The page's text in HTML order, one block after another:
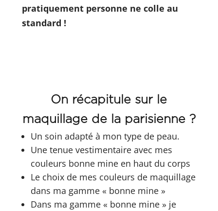
pratiquement personne ne colle au
standard !
On récapitule sur le
maquillage de la parisienne ?
Un soin adapté à mon type de peau.
Une tenue vestimentaire avec mes
couleurs bonne mine en haut du corps
Le choix de mes couleurs de maquillage
dans ma gamme « bonne mine »
Dans ma gamme « bonne mine » je